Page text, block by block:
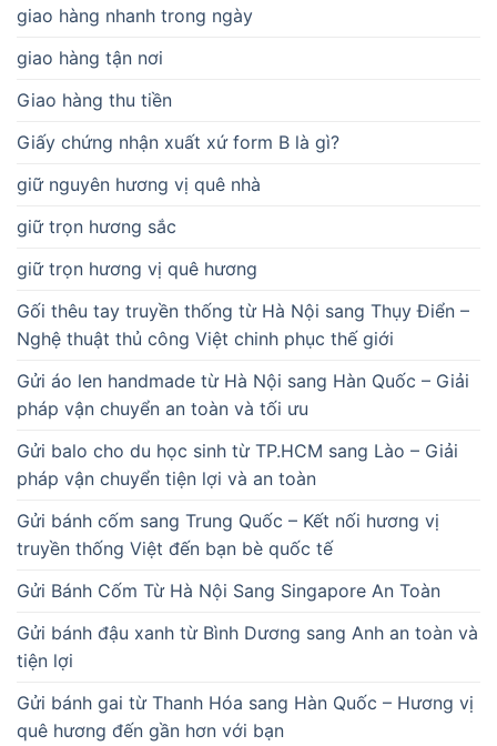
giao hàng nhanh trong ngày
giao hàng tận nơi
Giao hàng thu tiền
Giấy chứng nhận xuất xứ form B là gì?
giữ nguyên hương vị quê nhà
giữ trọn hương sắc
giữ trọn hương vị quê hương
Gối thêu tay truyền thống từ Hà Nội sang Thụy Điển –
Nghệ thuật thủ công Việt chinh phục thế giới
Gửi áo len handmade từ Hà Nội sang Hàn Quốc – Giải
pháp vận chuyển an toàn và tối ưu
Gửi balo cho du học sinh từ TP.HCM sang Lào – Giải
pháp vận chuyển tiện lợi và an toàn
Gửi bánh cốm sang Trung Quốc – Kết nối hương vị
truyền thống Việt đến bạn bè quốc tế
Gửi Bánh Cốm Từ Hà Nội Sang Singapore An Toàn
Gửi bánh đậu xanh từ Bình Dương sang Anh an toàn và
tiện lợi
Gửi bánh gai từ Thanh Hóa sang Hàn Quốc – Hương vị
quê hương đến gần hơn với bạn